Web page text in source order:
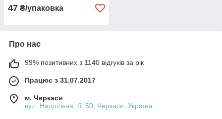
47 ₴/упаковка
Про нас
99% позитивних з 1140 відгуків за рік
Працює з 31.07.2017
м. Черкаси
вул. Надпільна, б. 50, Черкаси, Україна